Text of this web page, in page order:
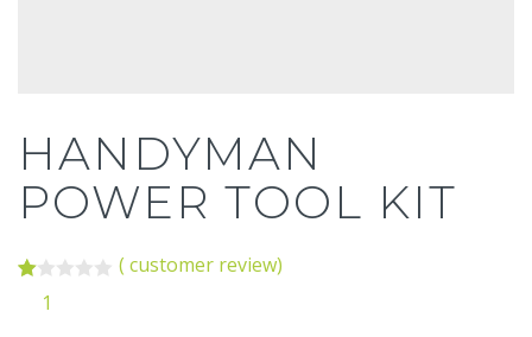
HANDYMAN
POWER TOOL KIT
Rated
1.00
(
1
customer review)